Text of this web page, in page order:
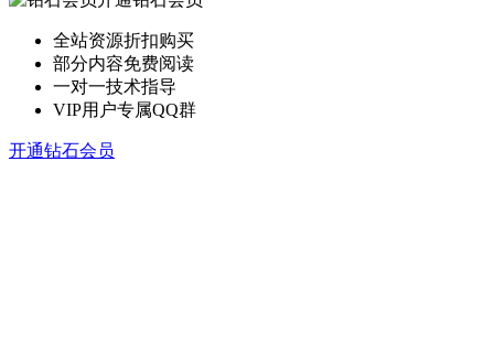
全站资源折扣购买
部分内容免费阅读
一对一技术指导
VIP用户专属QQ群
开通钻石会员